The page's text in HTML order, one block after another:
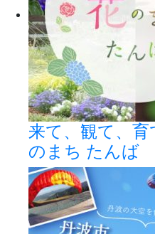
来て、観て、
のまち たんば